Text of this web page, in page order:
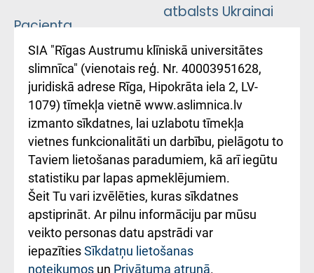
Pacienta
atsauksmju/sūdzību
iesniegšanas
kārtība
Kā pie mums nokļūt
Rēķinu apmaksas
ceļvedis
Rekvizīti un
ārstniecības
iestādes kods
atbalsts Ukrainai
Підтримка Східної
лікарні та співпраця з
Україною
SIA "Rīgas Austrumu klīniskā universitātes
slimnīca" (vienotais reģ. Nr. 40003951628,
juridiskā adrese Rīga, Hipokrāta iela 2, LV-
1079) tīmekļa vietnē www.aslimnica.lv
izmanto sīkdatnes, lai uzlabotu tīmekļa
vietnes funkcionalitāti un darbību, pielāgotu to
Taviem lietošanas paradumiem, kā arī iegūtu
statistiku par lapas apmeklējumiem.
Šeit Tu vari izvēlēties, kuras sīkdatnes
apstiprināt. Ar pilnu informāciju par mūsu
veikto personas datu apstrādi var
iepazītiesSīkdatņu lietošanas
noteikumos un Privātuma atrunā.